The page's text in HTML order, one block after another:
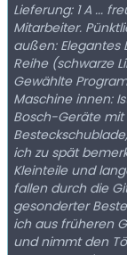
Lieferung: 1 A ...
Mitarbeiter.
außen: Elegantes
Reihe (schwarze
Gewählte
Maschine innen:
Bosch-Geräte
ich zu spät
Kleinteile und
fallen durch die
gesonderter
ich aus früheren
und nimmt den